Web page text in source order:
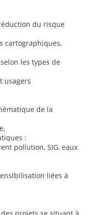
du risque
cartographiques,
les types de
usagers
de la
:
pollution, SIG, eaux
liées à